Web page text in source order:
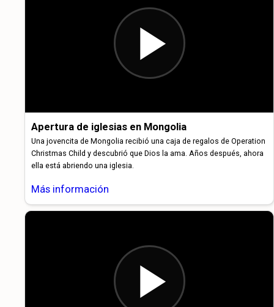
Apertura de iglesias en Mongolia
Una jovencita de Mongolia recibió una caja de regalos de Operation
Christmas Child y descubrió que Dios la ama. Años después, ahora
ella está abriendo una iglesia.
Más información